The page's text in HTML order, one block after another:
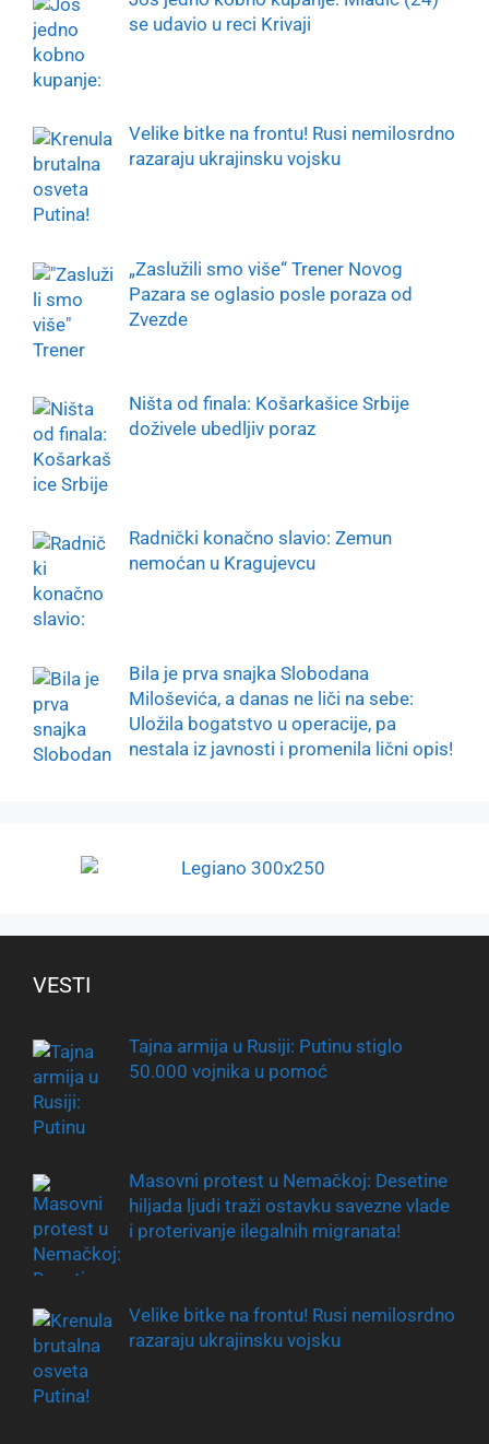
se udavio u reci Krivaji
Velike bitke na frontu! Rusi nemilosrdno
razaraju ukrajinsku vojsku
„Zaslužili smo više“ Trener Novog
Pazara se oglasio posle poraza od
Zvezde
Ništa od finala: Košarkašice Srbije
doživele ubedljiv poraz
Radnički konačno slavio: Zemun
nemoćan u Kragujevcu
Bila je prva snajka Slobodana
Miloševića, a danas ne liči na sebe:
Uložila bogatstvo u operacije, pa
nestala iz javnosti i promenila lični opis!
VESTI
Tajna armija u Rusiji: Putinu stiglo
50.000 vojnika u pomoć
Masovni protest u Nemačkoj: Desetine
hiljada ljudi traži ostavku savezne vlade
i proterivanje ilegalnih migranata!
Velike bitke na frontu! Rusi nemilosrdno
razaraju ukrajinsku vojsku